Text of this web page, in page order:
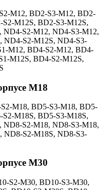
M12, BD2-S3-M12, BD2-
M12S, BD2-S3-M12S,
ND4-S2-M12, ND4-S3-M12,
ND4-S2-M12S, ND4-S3-
M12, BD4-S2-M12, BD4-
M12S, BD4-S2-M12S,
М18
M18, BD5-S3-M18, BD5-
M18S, BD5-S3-M18S,
ND8-S2-M18, ND8-S3-M18,
ND8-S2-M18S, ND8-S3-
М30
S2-M30, BD10-S3-M30,